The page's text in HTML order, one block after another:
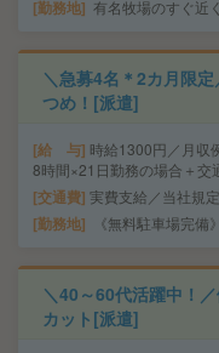
勤務地 有名牧場のすぐ近く
＼急募4名＊2カ月限
つめ！[派遣]
給 与 時給1300円／月収
8時間×21日勤務の場合＋交
交通費 実費支給／当社規定
勤務地 《無料駐車場完備
＼40～60代活躍中！
カット[派遣]